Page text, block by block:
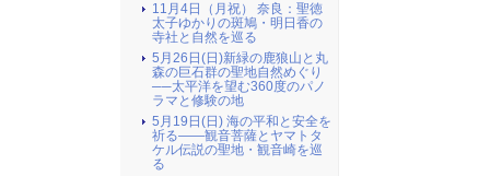
11月4日（月祝） 奈良：聖徳
太子ゆかりの斑鳩・明日香の
寺社と自然を巡る
5月26日(日)新緑の鹿狼山と丸
森の巨石群の聖地自然めぐり
──太平洋を望む360度のパノ
ラマと修験の地
5月19日(日) 海の平和と安全を
祈る――観音菩薩とヤマトタ
ケル伝説の聖地・観音崎を巡
る